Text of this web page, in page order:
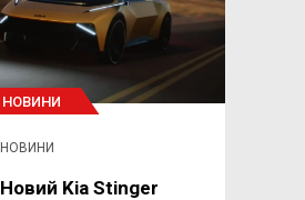
НОВИНИ
НОВИНИ
Новий Kia Stinger